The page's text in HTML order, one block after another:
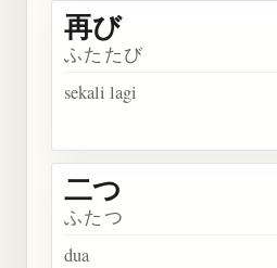
再び
ふたたび
sekali lagi
二つ
ふたつ
dua